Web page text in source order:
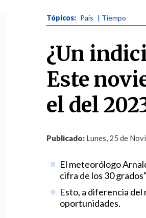
Tópicos: País | Tiempo
¿Un
Este
el del
Publicado: Lunes, 25 de
El meteorólogo
cifra de los 30
Esto, a diferencia del
oportunidades.